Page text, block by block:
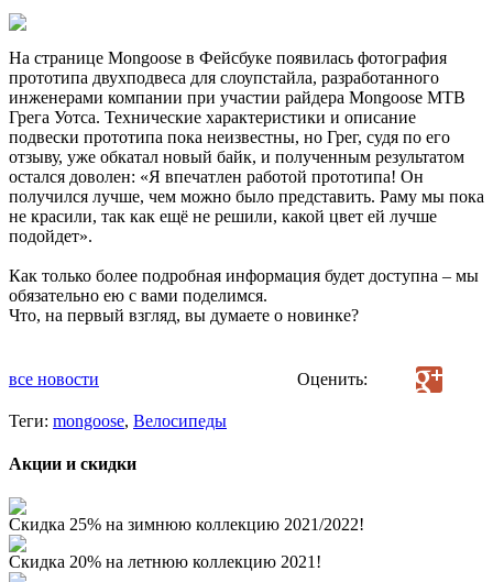
На странице Mongoose в Фейсбуке появилась фотография
прототипа двухподвеса для слоупстайла, разработанного
инженерами компании при участии райдера Mongoose MTB
Грега Уотса. Технические характеристики и описание
подвески прототипа пока неизвестны, но Грег, судя по его
отзыву, уже обкатал новый байк, и полученным результатом
остался доволен: «Я впечатлен работой прототипа! Он
получился лучше, чем можно было представить. Раму мы пока
не красили, так как ещё не решили, какой цвет ей лучше
подойдет».
Как только более подробная информация будет доступна – мы
обязательно ею с вами поделимся.
Что, на первый взгляд, вы думаете о новинке?
все новости Оценить:
Теги: mongoose, Велосипеды
Акции и скидки
Скидка 25% на зимнюю коллекцию 2021/2022!
Скидка 20% на летнюю коллекцию 2021!